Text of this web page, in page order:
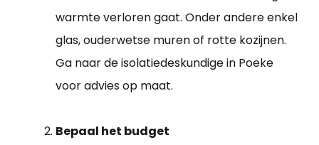
warmte verloren gaat. Onder andere enkel
glas, ouderwetse muren of rotte kozijnen.
Ga naar de isolatiedeskundige in Poeke
voor advies op maat.
Bepaal het budget